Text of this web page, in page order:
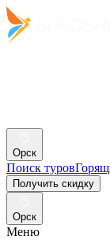
Орск
Поиск туров
Получить скидку
Орск
Меню